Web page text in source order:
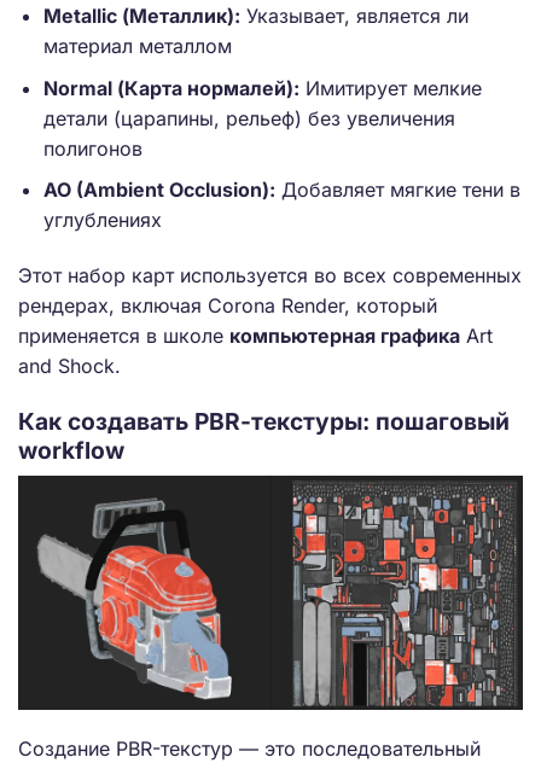
Metallic (Металлик): Указывает, является ли
материал металлом
Normal (Карта нормалей): Имитирует мелкие
детали (царапины, рельеф) без увеличения
полигонов
AO (Ambient Occlusion): Добавляет мягкие тени в
углублениях
Этот набор карт используется во всех современных
рендерах, включая Corona Render, который
применяется в школе компьютерная графика Art
and Shock.
Как создавать PBR-текстуры: пошаговый
workflow
Создание PBR-текстур — это последовательный